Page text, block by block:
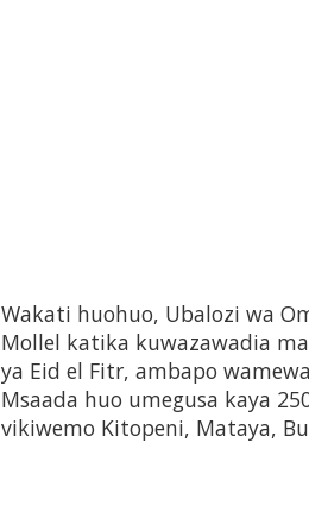
Wakati huohuo, Ubalozi wa
Mollel katika kuwazawadia
ya Eid el Fitr, ambapo
Msaada huo umegusa kaya
vikiwemo Kitopeni, Mataya,